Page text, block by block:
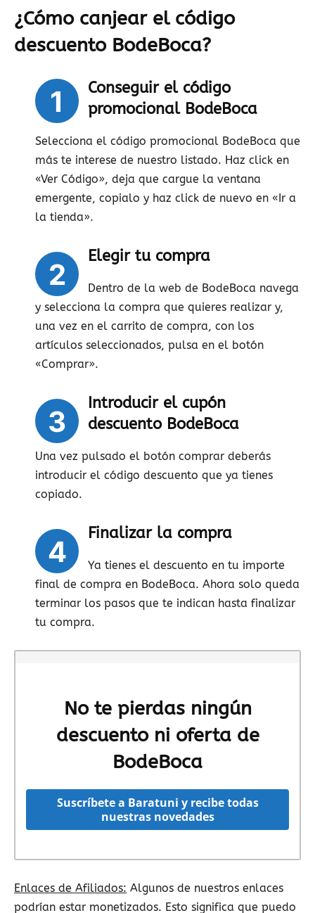
¿Cómo canjear el código
descuento BodeBoca?
1
Conseguir el código
promocional BodeBoca
Selecciona el código promocional BodeBoca que
más te interese de nuestro listado. Haz click en
«Ver Código», deja que cargue la ventana
emergente, copialo y haz click de nuevo en «Ir a
la tienda».
2
Elegir tu compra
Dentro de la web de BodeBoca navega
y selecciona la compra que quieres realizar y,
una vez en el carrito de compra, con los
artículos seleccionados, pulsa en el botón
«Comprar».
3
Introducir el cupón
descuento BodeBoca
Una vez pulsado el botón comprar deberás
introducir el código descuento que ya tienes
copiado.
4
Finalizar la compra
Ya tienes el descuento en tu importe
final de compra en BodeBoca. Ahora solo queda
terminar los pasos que te indican hasta finalizar
tu compra.
No te pierdas ningún
descuento ni oferta de
BodeBoca
Suscríbete a Baratuni y recibe todas
nuestras novedades
Enlaces de Afiliados: Algunos de nuestros enlaces
podrían estar monetizados. Esto significa que puedo